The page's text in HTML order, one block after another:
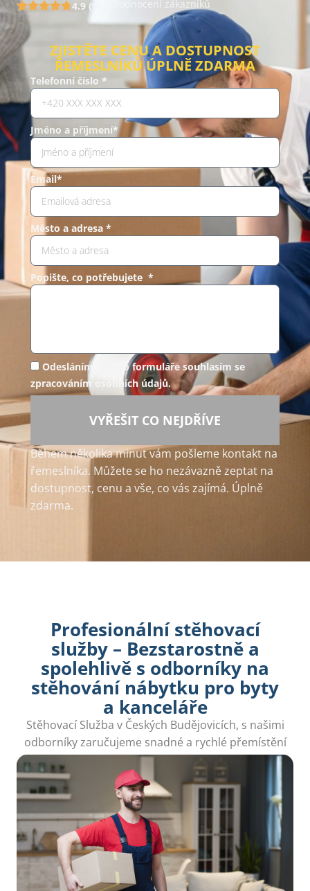
4.9 (960) Hodnocení zákazníků
ZJISTĚTE CENU A DOSTUPNOST
ŘEMESLNÍKŮ ÚPLNĚ ZDARMA
Telefonní číslo *
Jméno a příjmení*
Email*
Město a adresa *
Popište, co potřebujete *
Odesláním tohoto formuláře souhlasím se
zpracováním osobních údajů.
VYŘEŠIT CO NEJDŘÍVE
Během několika minut vám pošleme kontakt na
řemeslníka. Můžete se ho nezávazně zeptat na
dostupnost, cenu a vše, co vás zajímá. Úplně
zdarma.
Profesionální stěhovací
služby – Bezstarostně a
spolehlivě s odborníky na
stěhování nábytku pro byty
a kanceláře
Stěhovací Služba v Českých Budějovicích, s našimi
odborníky zaručujeme snadné a rychlé přemístění
vašeho domova nebo kanceláře.